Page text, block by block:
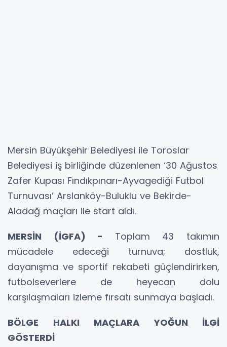
Mersin Büyükşehir Belediyesi ile Toroslar
Belediyesi iş birliğinde düzenlenen ‘30 Ağustos
Zafer Kupası Fındıkpınarı-Ayvagediği Futbol
Turnuvası’ Arslanköy-Buluklu ve Bekirde-
Aladağ maçları ile start aldı.
MERSİN (İGFA) - Toplam 43 takımın
mücadele edeceği turnuva; dostluk,
dayanışma ve sportif rekabeti güçlendirirken,
futbolseverlere de heyecan dolu
karşılaşmaları izleme fırsatı sunmaya başladı.
BÖLGE HALKI MAÇLARA YOĞUN İLGİ
GÖSTERDİ